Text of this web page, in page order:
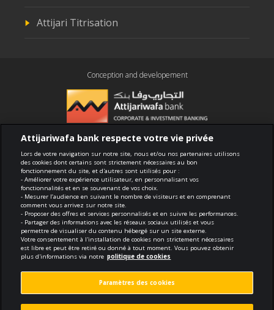
Attijari Titrisation
Conception and developement
Compliance
Terms of use
Security and confidentiality
Politique de cookies
Protection des données personnelles
Attijariwafa bank respecte votre vie privée
Lors de votre navigation sur notre site, nous et/ou nos partenaires utilisons
des cookies dont certains sont strictement nécessaires au bon
fonctionnement du site, et d'autres sont utilisés pour :
- Améliorer votre expérience utilisateur, en personnalisant vos
fonctionnalités et en se souvenant de vos choix.
- Mesurer l’audience en suivant le nombre de visiteurs et en comprenant
comment vous arrivez sur notre site.
- Proposer des offres et services personnalisés et en suivre les performances.
- Partager des informations avec les réseaux sociaux utilisés et vous
permettre de visualiser du contenu hébergé sur un site externe.
Votre consentement à l'installation de cookies non strictement nécessaires
est libre et peut être retiré ou donné à tout moment. Vous pouvez obtenir
plus d'informations via notre politique de cookies
Paramètres des cookies